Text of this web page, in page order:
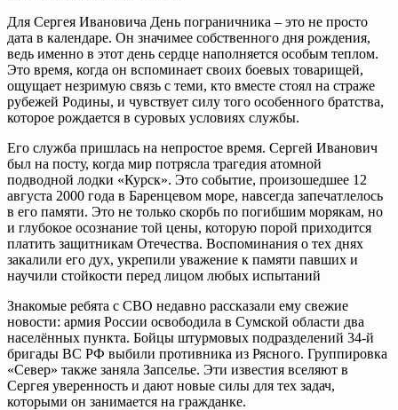
Для Сергея Ивановича День пограничника – это не просто
дата в календаре. Он значимее собственного дня рождения,
ведь именно в этот день сердце наполняется особым теплом.
Это время, когда он вспоминает своих боевых товарищей,
ощущает незримую связь с теми, кто вместе стоял на страже
рубежей Родины, и чувствует силу того особенного братства,
которое рождается в суровых условиях службы.
Его служба пришлась на непростое время. Сергей Иванович
был на посту, когда мир потрясла трагедия атомной
подводной лодки «Курск». Это событие, произошедшее 12
августа 2000 года в Баренцевом море, навсегда запечатлелось
в его памяти. Это не только скорбь по погибшим морякам, но
и глубокое осознание той цены, которую порой приходится
платить защитникам Отечества. Воспоминания о тех днях
закалили его дух, укрепили уважение к памяти павших и
научили стойкости перед лицом любых испытаний
Знакомые ребята с СВО недавно рассказали ему свежие
новости: армия России освободила в Сумской области два
населённых пункта. Бойцы штурмовых подразделений 34-й
бригады ВС РФ выбили противника из Рясного. Группировка
«Север» также заняла Запселье. Эти известия вселяют в
Сергея уверенность и дают новые силы для тех задач,
которыми он занимается на гражданке.